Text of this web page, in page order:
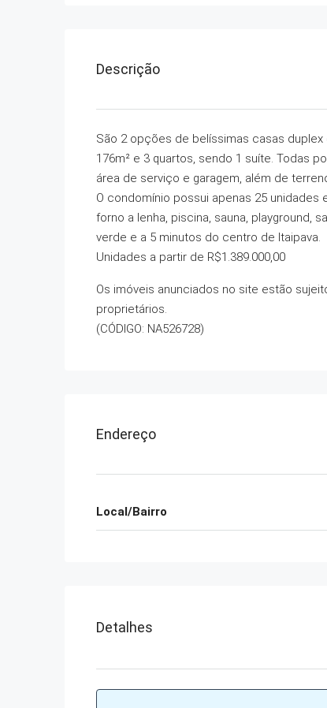
Descrição
São 2 opções de belíssimas casas
176m² e 3 quartos, sendo 1 suíte. Todas
área de serviço e garagem, além de
O condomínio possui apenas 25
forno a lenha, piscina, sauna, playground,
verde e a 5 minutos do centro de Itaipava.
Unidades a partir de R$1.389.000,00
Os imóveis anunciados no site estão
proprietários.
(CÓDIGO: NA526728)
Endereço
Local/Bairro
Detalhes